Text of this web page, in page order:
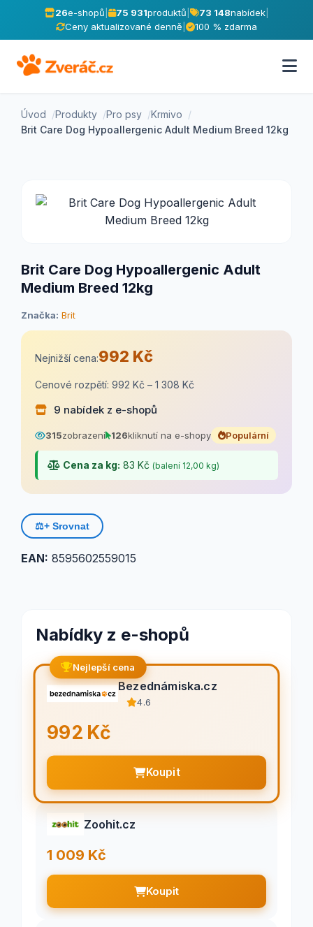
26e-shopů 75 931produktů 73 148nabídek|
Ceny aktualizované denně
100 % zdarma
Úvod Produkty Pro psy
Krmivo
Brit Care Dog Hypoallergenic Adult Medium Breed 12kg
Brit Care Dog Hypoallergenic Adult
Medium Breed 12kg
Značka: Brit
Nejnižší cena:992 Kč
Cenové rozpětí: 992 Kč – 1 308 Kč
9 nabídek z e-shopů
315zobrazení 126kliknutí na e-shopy Populární
Cena za kg: 83 Kč (balení 12,00 kg)
⚖️+ Srovnat
EAN: 8595602559015
Nabídky z e-shopů
Nejlepší cena
Bezednámiska.cz
4.6
992 Kč
Koupit
Zoohit.cz
1 009 Kč
Koupit